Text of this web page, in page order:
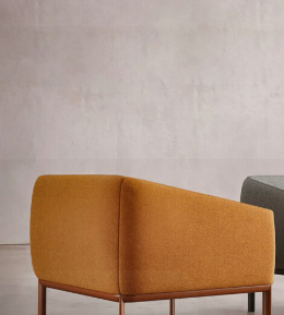
產品
存檔